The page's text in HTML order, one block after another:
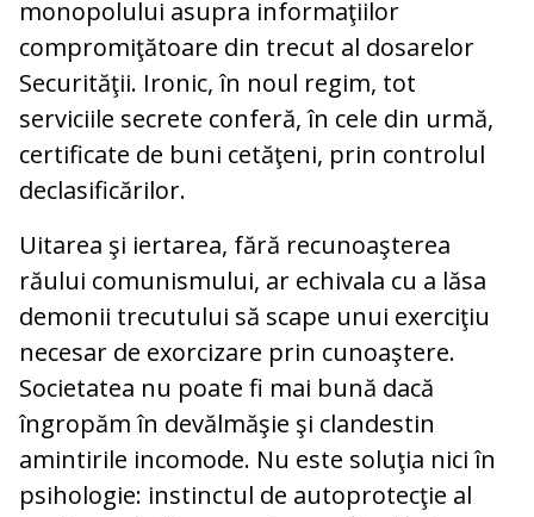
monopolului asupra informaţiilor
compromiţătoare din trecut al dosarelor
Securităţii. Ironic, în noul regim, tot
serviciile secrete conferă, în cele din urmă,
certificate de buni cetăţeni, prin controlul
declasificărilor.
Uitarea şi iertarea, fără recunoaşterea
răului comunismului, ar echivala cu a lăsa
demonii trecutului să scape unui exerciţiu
necesar de exorcizare prin cunoaştere.
Societatea nu poate fi mai bună dacă
îngropăm în devălmăşie şi clandestin
amintirile incomode. Nu este soluţia nici în
psihologie: instinctul de autoprotecţie al